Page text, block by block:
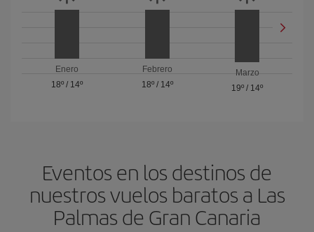
Enero
18º/ 14º
Febrero
18º/ 14º
Marzo
19º / 14º
Eventos en los destinos de
nuestros vuelos baratos a Las
Palmas de Gran Canaria